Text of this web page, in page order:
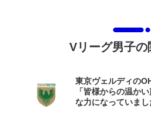
Vリーグ男子の
東京ヴェルディの
「皆様からの温か
な力になっていまし